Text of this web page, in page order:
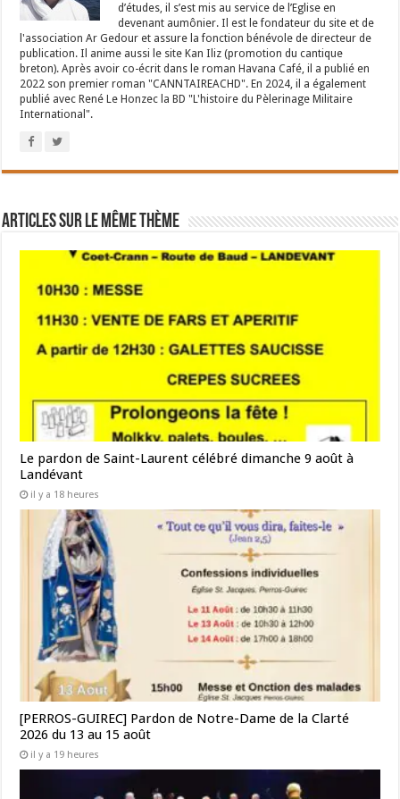
d’études, il s’est mis au service de l’Eglise en
devenant aumônier. Il est le fondateur du site et de
l'association Ar Gedour et assure la fonction bénévole de directeur de
publication. Il anime aussi le site Kan Iliz (promotion du cantique
breton). Après avoir co-écrit dans le roman Havana Café, il a publié en
2022 son premier roman "CANNTAIREACHD". En 2024, il a également
publié avec René Le Honzec la BD "L'histoire du Pèlerinage Militaire
International".
Articles sur le même thème
Le pardon de Saint-Laurent célébré dimanche 9 août à
Landévant
il y a 18 heures
[PERROS-GUIREC] Pardon de Notre-Dame de la Clarté
2026 du 13 au 15 août
il y a 19 heures